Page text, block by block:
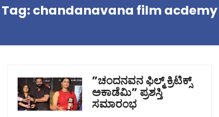
Tag: chandanavana film acdemy
”ಚಂದನವನ ಫಿಲ್ಮ್ ಕ್ರಿಟಿಕ್ಸ್
ಅಕಾಡೆಮಿ” ಪ್ರಶಸ್ತಿ
ಸಮಾರಂಭ